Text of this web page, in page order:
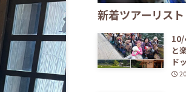
新着ツアーリスト
10/
と
ド